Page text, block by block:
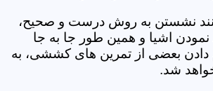
نشستن به روش درست و صحیح،
نمودن اشیا و همین طور جا به جا
دادن بعضی از تمرین های کششی، به
شد.